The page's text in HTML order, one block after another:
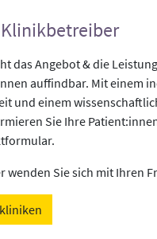
das Angebot & die
auffindbar. Mit einem
und einem
Sie Ihre
wenden Sie sich mit Ihren